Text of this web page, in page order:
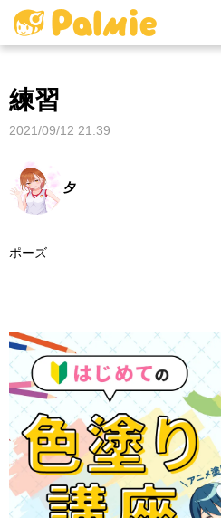
練習
2021/09/12 21:39
夕
ポーズ